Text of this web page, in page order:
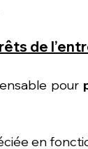
de
pour
en